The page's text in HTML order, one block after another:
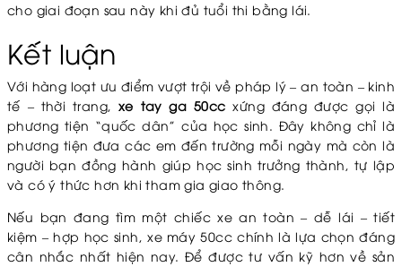
cho giai đoạn sau này khi đủ tuổi thi bằng lái.
Kết luận
Với hàng loạt ưu điểm vượt trội về pháp lý – an toàn – kinh
tế – thời trang,xe tay ga 50cc xứng đáng được gọi là
phương tiện “quốc dân” của học sinh. Đây không chỉ là
phương tiện đưa các em đến trường mỗi ngày mà còn là
người bạn đồng hành giúp học sinh trưởng thành, tự lập
và có ý thức hơn khi tham gia giao thông.
Nếu bạn đang tìm một chiếc xe an toàn – dễ lái – tiết
kiệm – hợp học sinh, xe máy 50cc chính là lựa chọn đáng
cân nhắc nhất hiện nay. Để được tư vấn kỹ hơn về sản